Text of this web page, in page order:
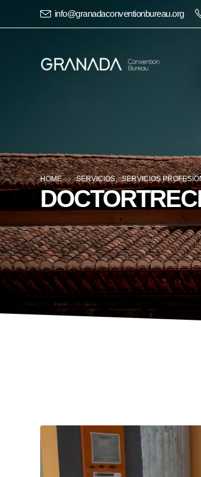
info@granadaconventionbureau.org
HOME SERVICIOS, SERVICIOS